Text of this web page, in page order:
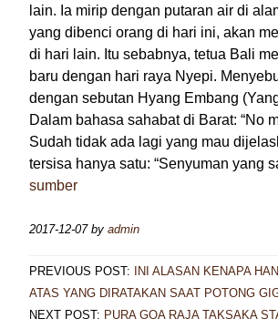
lain. Ia mirip dengan putaran air di
yang dibenci orang di hari ini, akan
di hari lain. Itu sebabnya, tetua Bali
baru dengan hari raya Nyepi.
dengan sebutan Hyang Embang
Dalam bahasa sahabat di Barat: “No
Sudah tidak ada lagi yang mau
tersisa hanya satu: “Senyuman yang
sumber
2017-12-07by admin
PREVIOUS POST:
INI ALASAN KENAPA
ATAS YANG DIRATAKAN SAAT POTONG
NEXT POST: PURA GOA RAJA TAKSAKA